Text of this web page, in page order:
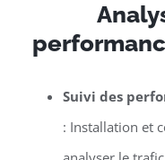
Suivi des
: Installation et